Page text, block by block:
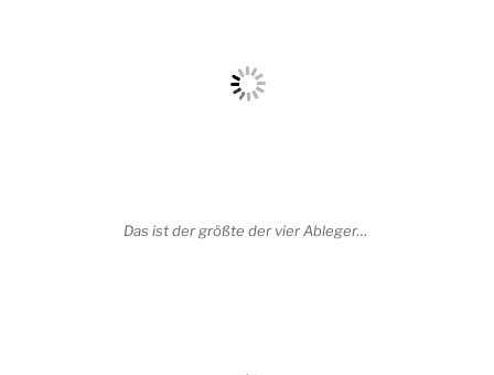
Das ist der größte der vier Ableger…